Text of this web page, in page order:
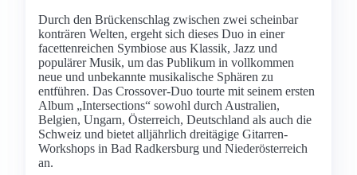
Durch den Brückenschlag zwischen zwei scheinbar
konträren Welten, ergeht sich dieses Duo in einer
facettenreichen Symbiose aus Klassik, Jazz und
populärer Musik, um das Publikum in vollkommen
neue und unbekannte musikalische Sphären zu
entführen. Das Crossover-Duo tourte mit seinem ersten
Album „Intersections“ sowohl durch Australien,
Belgien, Ungarn, Österreich, Deutschland als auch die
Schweiz und bietet alljährlich dreitägige Gitarren-
Workshops in Bad Radkersburg und Niederösterreich
an.